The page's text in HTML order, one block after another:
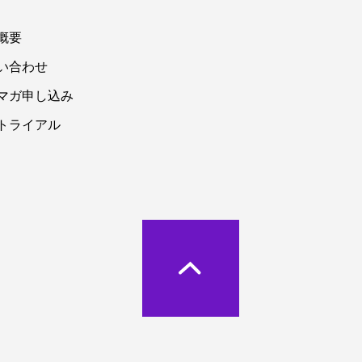
要
合わせ
ガ申し込み
ライアル